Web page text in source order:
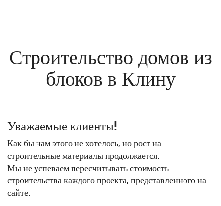
Строительство домов из
блоков в Клину
Уважаемые клиенты!
Как бы нам этого не хотелось, но рост на
строительные материалы продолжается.
Мы не успеваем пересчитывать стоимость
строительства каждого проекта, представленного на
сайте.